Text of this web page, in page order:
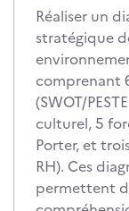
Réaliser un
stratégique
comprenant
(SWOT/
culturel, 5
Porter, et
RH). Ces
permettent